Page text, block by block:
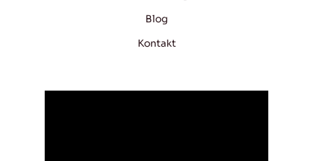
Blog
Kontakt